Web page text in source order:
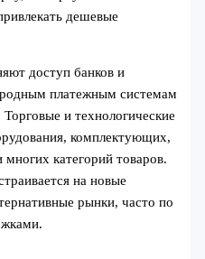
дешевые
доступ банков и
платежным системам
и технологические
комплектующих,
категорий товаров.
на новые
рынки, часто по